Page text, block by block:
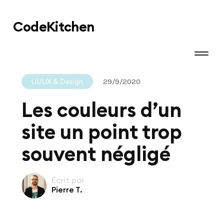
CodeKitchen
UI/UX & Design 29/9/2020
Les couleurs d’un
site un point trop
souvent négligé
Écrit par
Pierre T.